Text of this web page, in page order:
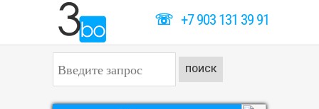
☏+7 903 131 39 91
к
а
ПОИСК